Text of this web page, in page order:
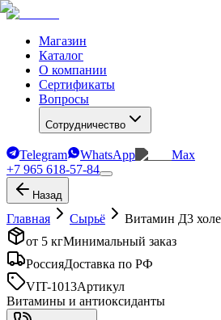
Магазин
Каталог
О компании
Сертификаты
Вопросы
Сотрудничество
Telegram WhatsApp
Max
+7 965 618-57-84
Назад
Главная Сырьё
Витамин Д3
от 5 кгМинимальный заказ
РоссияДоставка по РФ
VIT-1013Артикул
Витамины и антиоксиданты